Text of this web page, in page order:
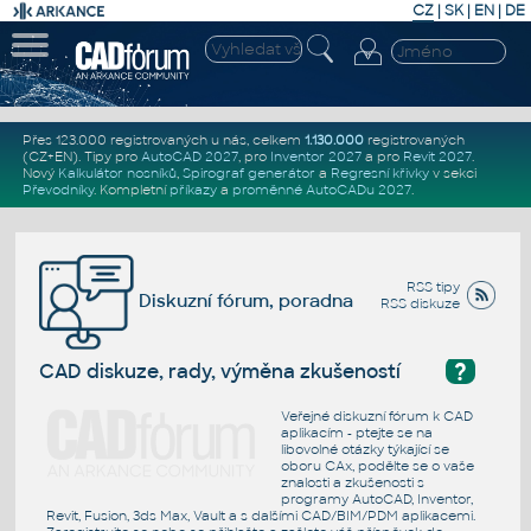
CZ | SK| EN | DE
Přes 123.000 registrovaných u nás, celkem 1.130.000registrovaných
(CZ+EN). Tipy pro AutoCAD 2027, pro Inventor 2027a pro Revit 2027.
Nový Kalkulátor nosníků, Spirograf generátor a Regresní křivkyv sekci
Převodníky. Kompletní příkazya proměnné AutoCADu 2027.
RSS tipy
RSS diskuze
Diskuzní fórum, poradna
?
CAD diskuze, rady, výměna zkušeností
Veřejné diskuzní fórum k CAD
aplikacím - ptejte se na
libovolné otázky týkající se
oboru CAx, podělte se o vaše
znalosti a zkušenosti s
programy AutoCAD, Inventor,
Revit, Fusion, 3ds Max, Vault a s dalšími CAD/BIM/PDM aplikacemi.